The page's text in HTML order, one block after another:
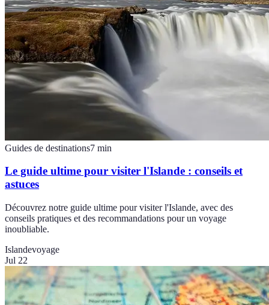
Guides de destinations7 min
Le guide ultime pour visiter l'Islande : conseils et
astuces
Découvrez notre guide ultime pour visiter l'Islande, avec des
conseils pratiques et des recommandations pour un voyage
inoubliable.
Islandevoyage
Jul 22